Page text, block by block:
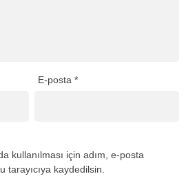
E-posta*
kullanılması için adım, e-posta
kaydedilsin.